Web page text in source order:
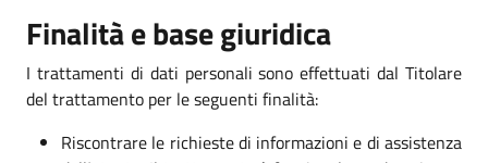
Finalità e base giuridica
I trattamenti di dati personali sono effettuati dal Titolare
del trattamento per le seguenti finalità:
Riscontrare le richieste di informazioni e di assistenza